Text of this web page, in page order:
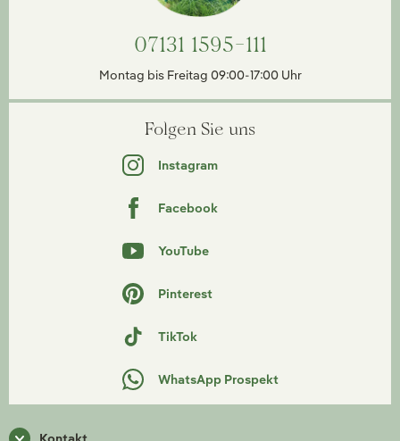
07131 1595-111
Montag bis Freitag 09:00-17:00 Uhr
Folgen Sie uns
Instagram
Facebook
YouTube
Pinterest
TikTok
WhatsApp Prospekt